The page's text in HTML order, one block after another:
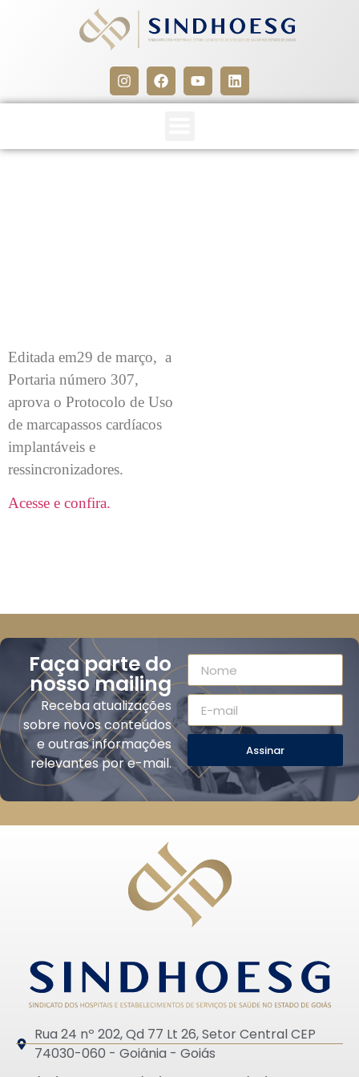
Editada em29 de março, a
Portaria número 307,
aprova o Protocolo de Uso
de marcapassos cardíacos
implantáveis e
ressincronizadores.
Acesse e confira.
Faça parte do
nosso mailing
Receba atualizações
sobre novos conteúdos
e outras informações
relevantes por e-mail.
Assinar
Rua 24 nº 202, Qd 77 Lt 26, Setor Central CEP
74030-060 - Goiânia - Goiás